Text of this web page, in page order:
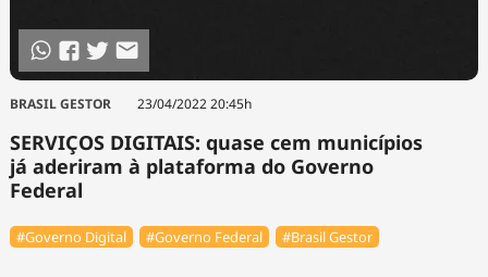
BRASIL GESTOR 23/04/2022 20:45h
SERVIÇOS DIGITAIS: quase cem municípios
já aderiram à plataforma do Governo
Federal
#Governo Digital #Governo Federal #Brasil Gestor